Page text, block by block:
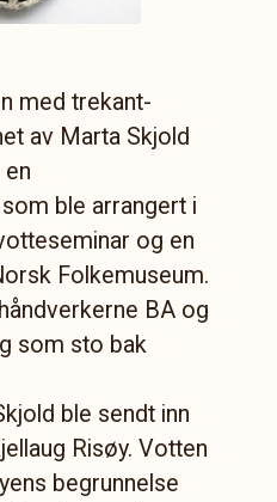
med trekant-
av Marta Skjold
ble arrangert i
og en
Folkemuseum.
BA og
som sto bak
ble sendt inn
Risøy. Votten
begrunnelse